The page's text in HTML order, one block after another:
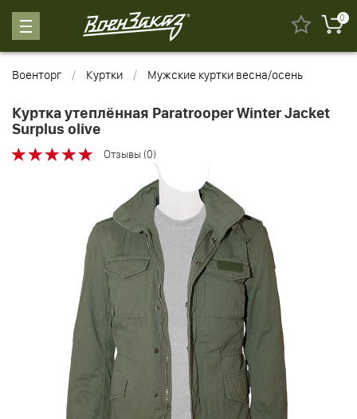
0
Военторг Куртки Мужские куртки весна/осень
Куртка утеплённая Paratrooper Winter Jacket
Surplus olive
Отзывы (0)